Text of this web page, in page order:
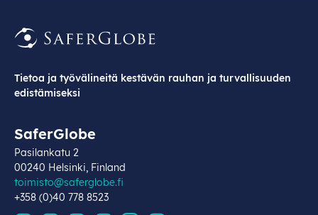
Tietoa ja työvälineitä kestävän rauhan ja turvallisuuden
edistämiseksi
SaferGlobe
Pasilankatu 2
00240 Helsinki, Finland
toimisto@saferglobe.fi
+358 (0)40 778 8523